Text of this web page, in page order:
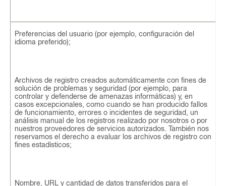
Preferencias del usuario (por ejemplo, configuración del
idioma preferido);
Archivos de registro creados automáticamente con fines de
solución de problemas y seguridad (por ejemplo, para
controlar y defenderse de amenazas informáticas) y, en
casos excepcionales, como cuando se han producido fallos
de funcionamiento, errores o incidentes de seguridad, un
análisis manual de los registros realizado por nosotros o por
nuestros proveedores de servicios autorizados. También nos
reservamos el derecho a evaluar los archivos de registro con
fines estadísticos;
Nombre, URL y cantidad de datos transferidos para el